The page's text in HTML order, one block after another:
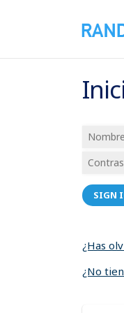
SIGN
¿Has
¿No